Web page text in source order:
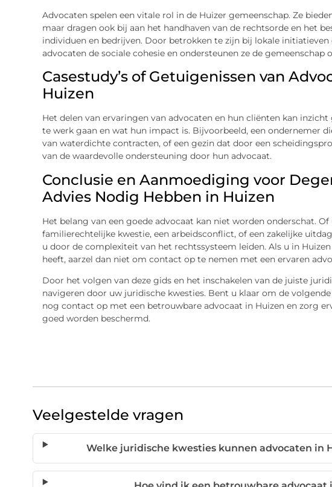
Advocaten spelen een vitale rol in de Huizer gemeenschap. Ze
maar dragen ook bij aan het handhaven van de rechtsorde en het
individuen en bedrijven. Door betrokken te zijn bij lokale initiatieven
advocaten de sociale cohesie en ondersteunen ze de gemeenschap
Casestudy’s of Getuigenissen van
Huizen
Het delen van ervaringen van advocaten en hun cliënten kan
te werk gaan en wat hun impact is. Bijvoorbeeld, een ondernemer
van waterdichte contracten, of een gezin dat door een
van de waardevolle ondersteuning door hun advocaat.
Conclusie en Aanmoediging voor
Advies Nodig Hebben in Huizen
Het belang van een goede advocaat kan niet worden onderschat.
familierechtelijke kwestie, een arbeidsconflict, of een zakelijke
u door de complexiteit van het rechtssysteem leiden. Als u in
heeft, aarzel dan niet om contact op te nemen met een ervaren
Door het volgen van deze gids en het inschakelen van de juiste
navigeren door uw juridische kwesties. Bent u klaar om de
nog contact op met een betrouwbare advocaat in Huizen en zorg
goed worden beschermd.
Veelgestelde vragen
Welke juridische kwesties kunnen advocaten in